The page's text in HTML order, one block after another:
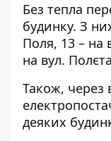
Без тепла
будинку. З
Поля, 13 – на
на вул.
Також, через
деяких